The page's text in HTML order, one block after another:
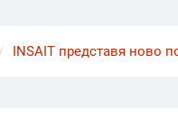
INSAIT представя ново